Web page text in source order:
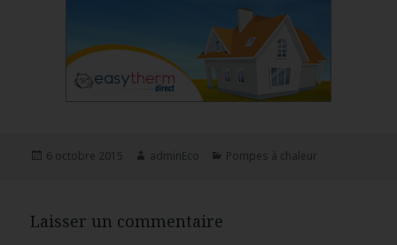
Publié
6 octobre 2015 Auteur
adminEco Catégories
Pompes à chaleur
Laisser un commentaire